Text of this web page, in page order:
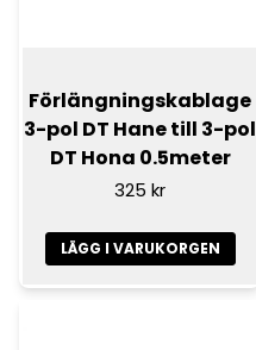
Förlängningskablage
3-pol DT Hane till 3-pol
DT Hona 0.5meter
325 kr
LÄGG I VARUKORGEN